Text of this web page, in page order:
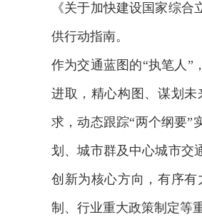
《关于加快建设国家综
供行动指南。
作为交通蓝图的“执笔人”
进取，精心构图、谋划
求，动态跟踪“两个纲要”
划、城市群及中心城市交
创新为核心方向，有序
制、行业重大政策制定等